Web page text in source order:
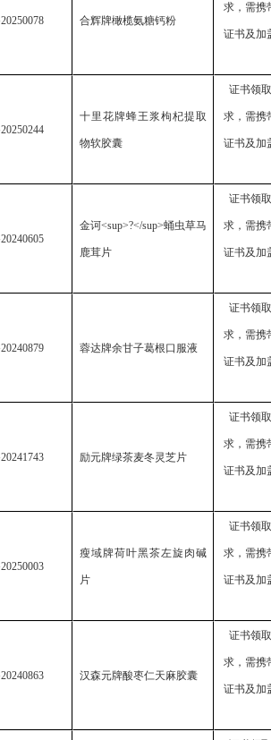
合辉牌橄榄氨糖钙粉
求， 需携
证书及加
十里花牌蜂王浆枸杞提取
物软胶囊
证书领
求， 需携
证书及加
金诃<sup>?</sup>蛹虫草马
鹿茸片
证书领
求， 需携
证书及加
蓉达牌余甘子葛根口服液
证书领
求， 需携
证书及加
励元牌绿茶麦冬灵芝片
证书领
求， 需携
证书及加
瘦域牌荷叶黑茶左旋肉碱
片
证书领
求， 需携
证书及加
汉森元牌酸枣仁天麻胶囊
证书领
求， 需携
证书及加